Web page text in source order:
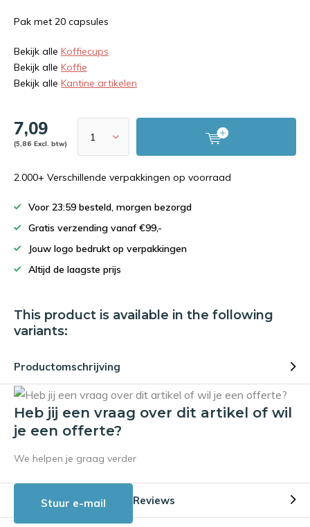
Pak met 20 capsules
Bekijk alle Koffiecups
Bekijk alle Koffie
Bekijk alle Kantine artikelen
7,09
(5,86 Excl. btw)
2.000+ Verschillende verpakkingen op voorraad
Voor 23:59 besteld, morgen bezorgd
Gratis verzending vanaf €99,-
Jouw logo bedrukt op verpakkingen
Altijd de laagste prijs
This product is available in the following
variants:
Productomschrijving
Heb jij een vraag over dit artikel of wil
je een offerte?
We helpen je graag verder
Stuur e-mail Reviews